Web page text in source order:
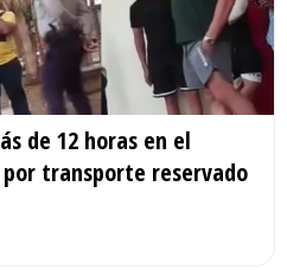
de 12 horas en el
transporte reservado